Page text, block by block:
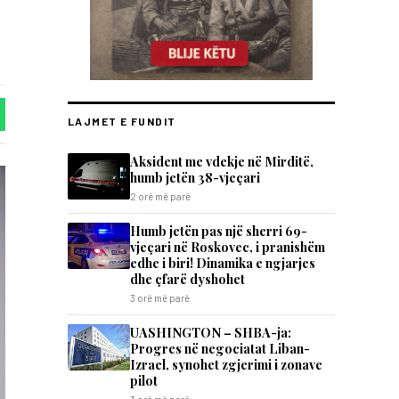
LAJMET E FUNDIT
Aksident me vdekje në Mirditë,
humb jetën 38-vjeçari
2 orë më parë
Humb jetën pas një sherri 69-
vjeçari në Roskovec, i pranishëm
edhe i biri! Dinamika e ngjarjes
dhe çfarë dyshohet
3 orë më parë
UASHINGTON – SHBA-ja:
Progres në negociatat Liban-
Izrael, synohet zgjerimi i zonave
pilot